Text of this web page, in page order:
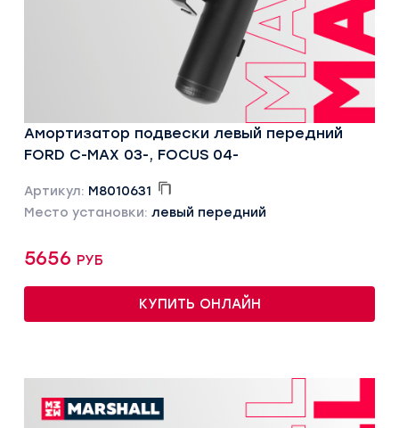
Амортизатор подвески левый передний
FORD C-MAX 03-, FOCUS 04-
Артикул: M8010631
Место установки: левый передний
5656 руб
КУПИТЬ ОНЛАЙН